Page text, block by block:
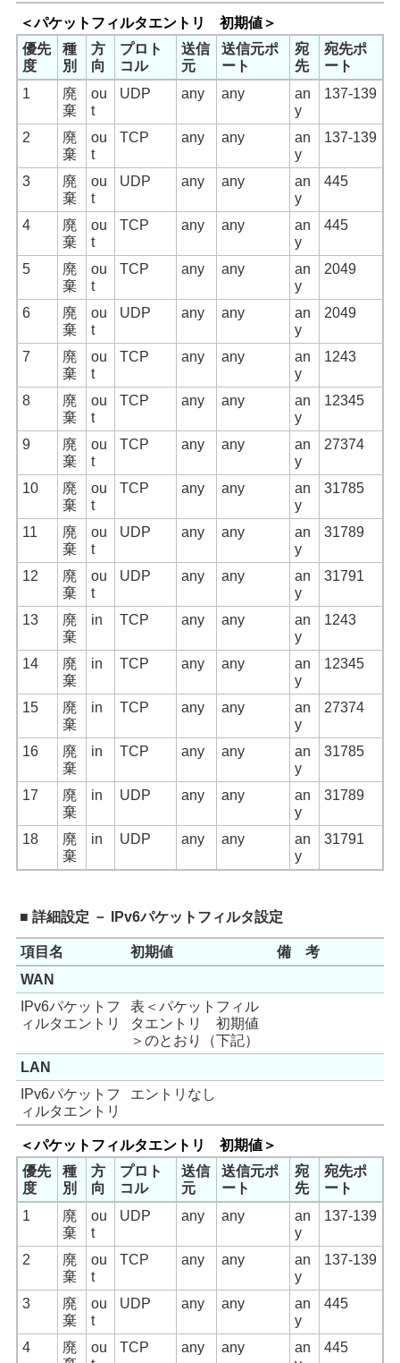
＜パケットフィルタエントリ 初期値＞
優先
度
種
別
方
向
プロト
コル
送信
元
送信元ポ
ート
宛
先
宛先ポ
ート
1
廃
棄
ou
t
UDP any any
an
y
137-139
2
廃
棄
ou
t
TCP any any
an
y
137-139
3
廃
棄
ou
t
UDP any any
an
y
445
4
廃
棄
ou
t
TCP any any
an
y
445
5
廃
棄
ou
t
TCP any any
an
y
2049
6
廃
棄
ou
t
UDP any any
an
y
2049
7
廃
棄
ou
t
TCP any any
an
y
1243
8
廃
棄
ou
t
TCP any any
an
y
12345
9
廃
棄
ou
t
TCP any any
an
y
27374
10
廃
棄
ou
t
TCP any any
an
y
31785
11
廃
棄
ou
t
UDP any any
an
y
31789
12
廃
棄
ou
t
UDP any any
an
y
31791
13
廃
棄
in TCP any any
an
y
1243
14
廃
棄
in TCP any any
an
y
12345
15
廃
棄
in TCP any any
an
y
27374
16
廃
棄
in TCP any any
an
y
31785
17
廃
棄
in UDP any any
an
y
31789
18
廃
棄
in UDP any any
an
y
31791
■ 詳細設定 － IPv6パケットフィルタ設定
項目名 初期値
備 考
WAN
IPv6パケットフ
ィルタエントリ
表＜パケットフィル
タエントリ 初期値
＞のとおり（下記）
LAN
IPv6パケットフ
ィルタエントリ
エントリなし
＜パケットフィルタエントリ 初期値＞
優先
度
種
別
方
向
プロト
コル
送信
元
送信元ポ
ート
宛
先
宛先ポ
ート
1
廃
棄
ou
t
UDP any any
an
y
137-139
2
廃
棄
ou
t
TCP any any
an
y
137-139
3
廃
棄
ou
t
UDP any any
an
y
445
4
廃
ou
TCP any any
an
445